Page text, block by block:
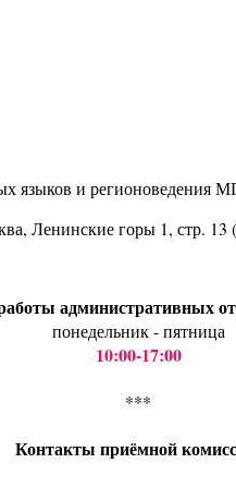
языков и
Ленинские горы 1, стр.
административных
понедельник - пятница
10:00-17:00
***
Контакты приёмной